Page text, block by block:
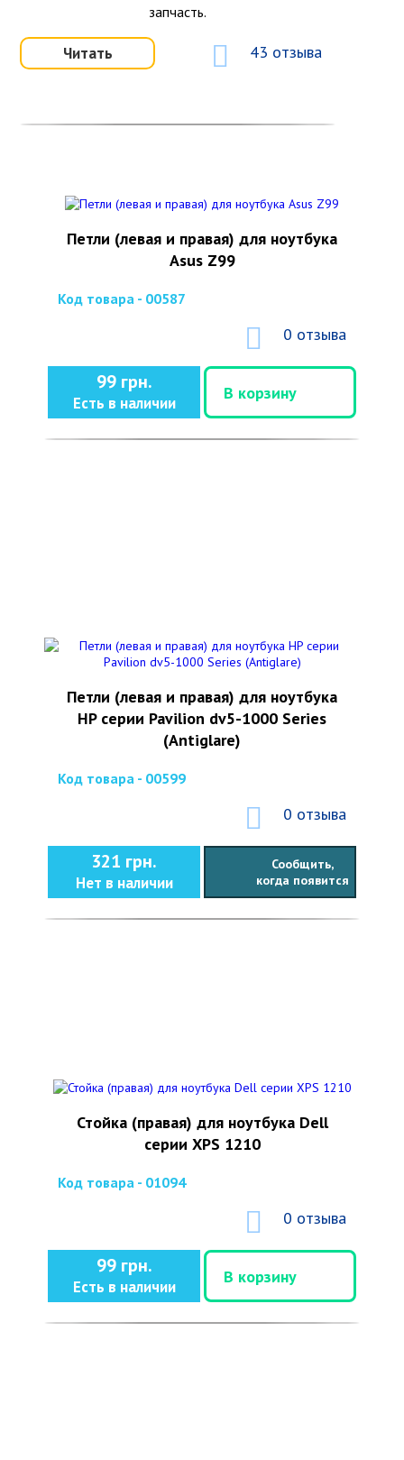
запчасть.
Читать 43 отзыва
Петли (левая и правая) для ноутбука
Asus Z99
Код товара - 00587
0 отзыва
99 грн.
Есть в наличии
В корзину
Петли (левая и правая) для ноутбука
HP серии Pavilion dv5-1000 Series
(Antiglare)
Код товара - 00599
0 отзыва
321 грн.
Нет в наличии
Сообщить,
когда появится
Стойка (правая) для ноутбука Dell
серии XPS 1210
Код товара - 01094
0 отзыва
99 грн.
Есть в наличии
В корзину